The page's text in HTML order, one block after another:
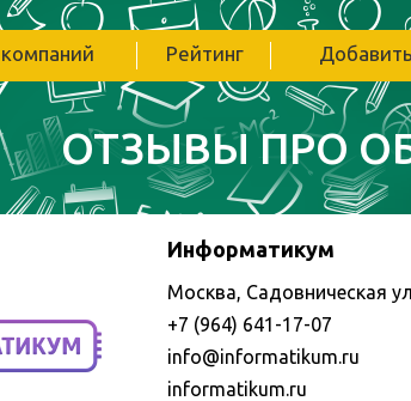
Рейтинг
ОТЗЫВЫ ПРО
Информатикум
Москва, Садовническая
+7 (964) 641-17-07
info@informatikum.ru
informatikum.ru